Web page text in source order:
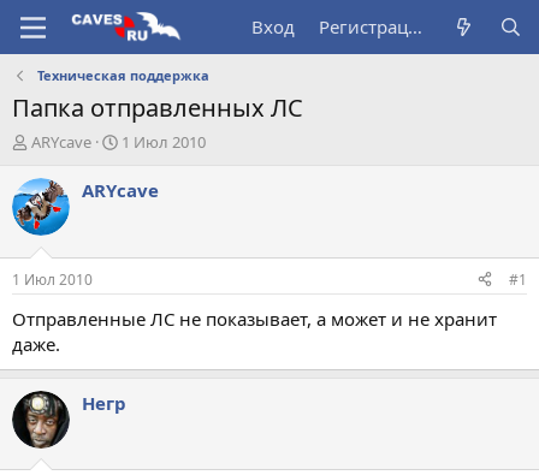
Вход Регистрация
Техническая поддержка
Папка отправленных ЛС
А
т
о
р
т
е
м
ы
ARYсave
Д
т
а
л
1 Июл 2010
ARYсave
1 Июл 2010 #1
Отправленные ЛС не показывает, а может и не хранит
даже.
Негр